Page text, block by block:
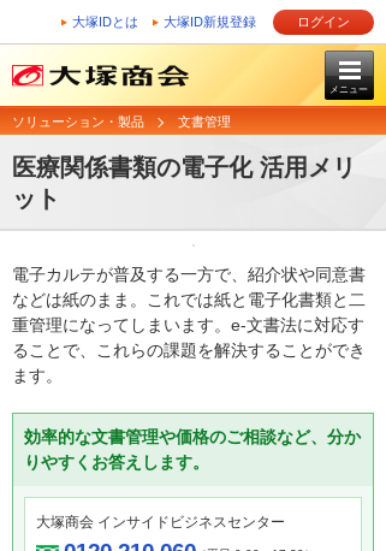
大塚IDとは 大塚ID新規登録 ログイン
メニュー
ソリューション・製品 文書管理
医療関係書類の電子化 活用メリ
ット
電子カルテが普及する一方で、紹介状や同意書
などは紙のまま。これでは紙と電子化書類と二
重管理になってしまいます。e-文書法に対応す
ることで、これらの課題を解決することができ
ます。
効率的な文書管理や価格のご相談など、分か
りやすくお答えします。
大塚商会 インサイドビジネスセンター